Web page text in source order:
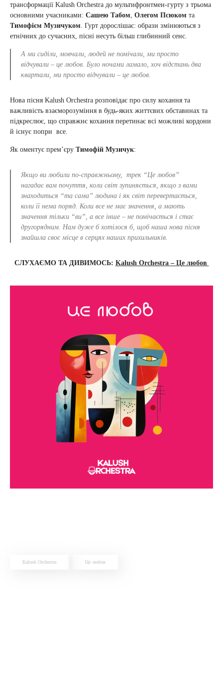
трансформації Kalush Orchestra до мультифронтмен-гурту з трьома
основними учасниками: Сашею Табом Олегом Псюком та
Тимофієм Музичуком . Гурт дорослішає: образи змінюються з
етнічних до сучасних, пісні несуть більш глибинний сенс.
А ми сиділи, мовчали, людей не помічали, ми просто
відчували – це любов. Було ночами ламало, хоч відстань два
квартали, ми просто відчували – це любов.
Нова пісня Kalush Orchestra розповідає про силу кохання та
важливість взаєморозуміння в будь-яких життєвих обставинах та
підкреслює, що справжнє кохання перетинає всі можливі кордони
й існує попри все.
Як оментує прем’єру Тимофій Музичук:
Якщо ви любили по-справжньому, трек “Це любов”
нагадає вам почуття, коли світ зупиняється, якщо з вами
знаходиться “та сама” людина і як світ перевертається,
коли її нема поряд. Коли все не має значення, а мають
значення тільки “ви”, а все інше – не помічається і стає
другорядним. Нам дуже б хотілося б, щоб наша нова пісня
знайшла своє місце в серцях наших прихильників.
СЛУХАЄМО ТА ДИВИМОСЬ: Kalush Orchestra – Це любов
Kalush Orchestra Це любов